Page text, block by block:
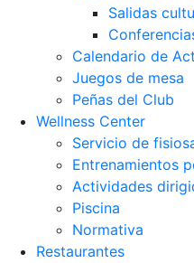
Salidas
Calendario de
Juegos de mesa
Peñas del Club
Wellness Center
Servicio de
Entrenamientos
Actividades
Piscina
Normativa
Restaurantes